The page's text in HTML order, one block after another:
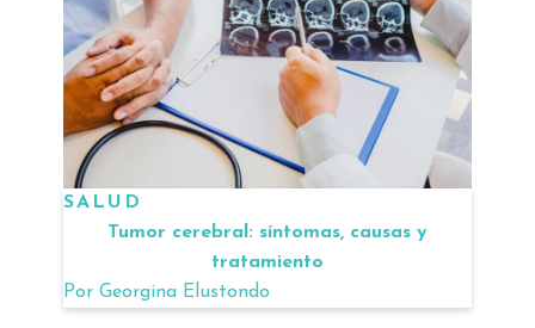
SALUD
Tumor cerebral: síntomas, causas y
tratamiento
Por Georgina Elustondo